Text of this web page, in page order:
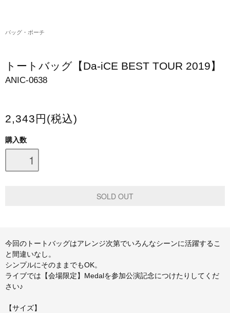
スマホケース・モバイルバッテリー
会場限定グッズ
バッグ・ポーチ
トートバッグ【Da-iCE BEST TOUR 2019】
ANIC-0638
2,343円(税込)
購入数
今回のトートバッグはアレンジ次第でいろんなシーンに活躍するこ
と間違いなし。
シンプルにそのままでもOK。
ライブでは【会場限定】Medalを参加公演記念につけたりしてくだ
さい♪
【サイズ】